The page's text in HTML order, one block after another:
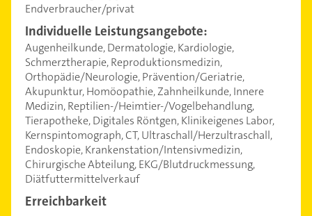
Endverbraucher/privat
Individuelle Leistungsangebote:
Augenheilkunde, Dermatologie, Kardiologie,
Schmerztherapie, Reproduktionsmedizin,
Orthopädie/Neurologie, Prävention/Geriatrie,
Akupunktur, Homöopathie, Zahnheilkunde, Innere
Medizin, Reptilien-/Heimtier-/Vogelbehandlung,
Tierapotheke, Digitales Röntgen, Klinikeigenes Labor,
Kernspintomograph, CT, Ultraschall/Herzultraschall,
Endoskopie, Krankenstation/Intensivmedizin,
Chirurgische Abteilung, EKG/Blutdruckmessung,
Diätfuttermittelverkauf
Erreichbarkeit